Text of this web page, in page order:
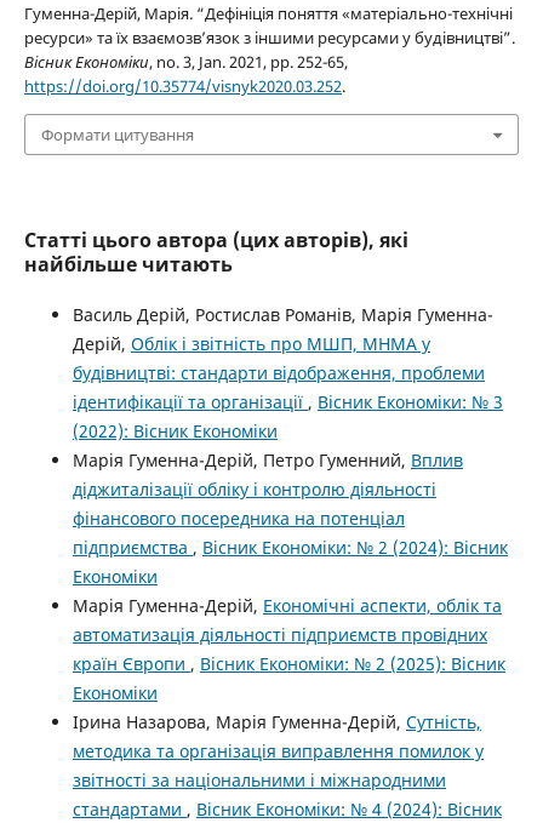
Гуменна-Дерій, Марія. “Дефініція поняття «матеріально-технічні
ресурси» та їх взаємозв’язок з іншими ресурсами у будівництві”.
Вісник Економіки, no. 3, Jan. 2021, pp. 252-65,
https://doi.org/10.35774/visnyk2020.03.252.
Формати цитування
Статті цього автора (цих авторів), які
найбільше читають
Василь Дерій, Ростислав Романів, Марія Гуменна-
Дерій, Облік і звітність про МШП, МНМА у
будівництві: стандарти відображення, проблеми
ідентифікації та організації , Вісник Економіки: № 3
(2022): Вісник Економіки
Марія Гуменна-Дерій, Петро Гуменний, Вплив
діджиталізації обліку і контролю діяльності
фінансового посередника на потенціал
підприємства , Вісник Економіки: № 2 (2024): Вісник
Економіки
Марія Гуменна-Дерій, Економічні аспекти, облік та
автоматизація діяльності підприємств провідних
країн Європи , Вісник Економіки: № 2 (2025): Вісник
Економіки
Ірина Назарова, Марія Гуменна-Дерій, Сутність,
методика та організація виправлення помилок у
звітності за національними і міжнародними
стандартами , Вісник Економіки: № 4 (2024): Вісник